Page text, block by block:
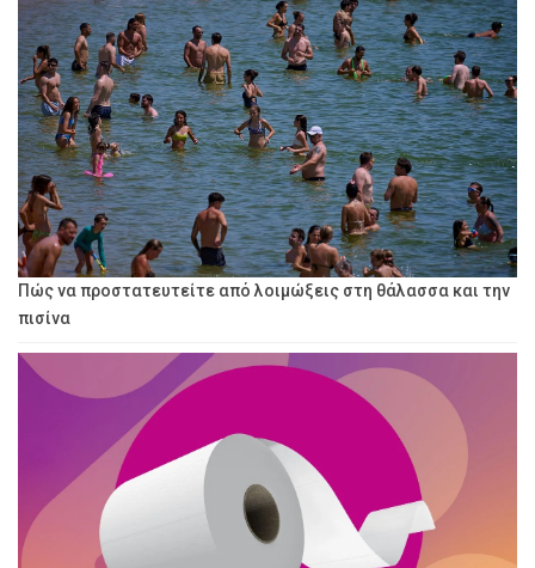
Πώς να προστατευτείτε από λοιμώξεις στη θάλασσα και την
πισίνα